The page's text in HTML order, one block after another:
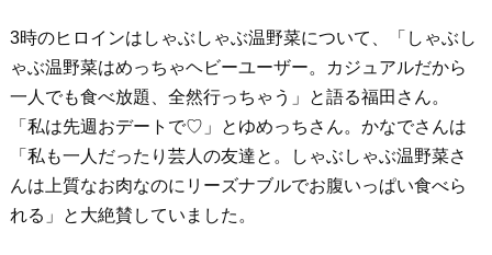
3時のヒロインはしゃぶしゃぶ温野菜について、「しゃぶし
ゃぶ温野菜はめっちゃヘビーユーザー。カジュアルだから
一人でも食べ放題、全然行っちゃう」と語る福田さん。
「私は先週おデートで♡」とゆめっちさん。かなでさんは
「私も一人だったり芸人の友達と。しゃぶしゃぶ温野菜さ
んは上質なお肉なのにリーズナブルでお腹いっぱい食べら
れる」と大絶賛していました。